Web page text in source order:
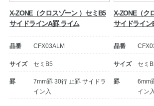
OEMご希望の方へ
日本ノート
X-ZONE（クロスゾーン ）セミB5
サイドラインA罫 ライム
品番 CFX03ALM
サイズ セミB5
罫
7mm罫 30行 止罫 サイドラ
イン入
X-ZONE（ク
サイドライン
品番
サイズ セミ
罫
6mm
イン入